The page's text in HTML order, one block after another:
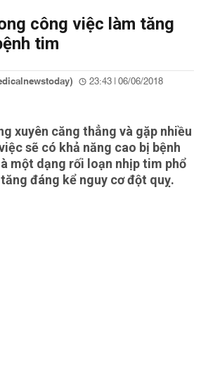
công việc làm tăng
tim
23:43 | 06/06/2018
xuyên căng thẳng và gặp nhiều
sẽ có khả năng cao bị bệnh
một dạng rối loạn nhịp tim phổ
đáng kể nguy cơ đột quỵ.